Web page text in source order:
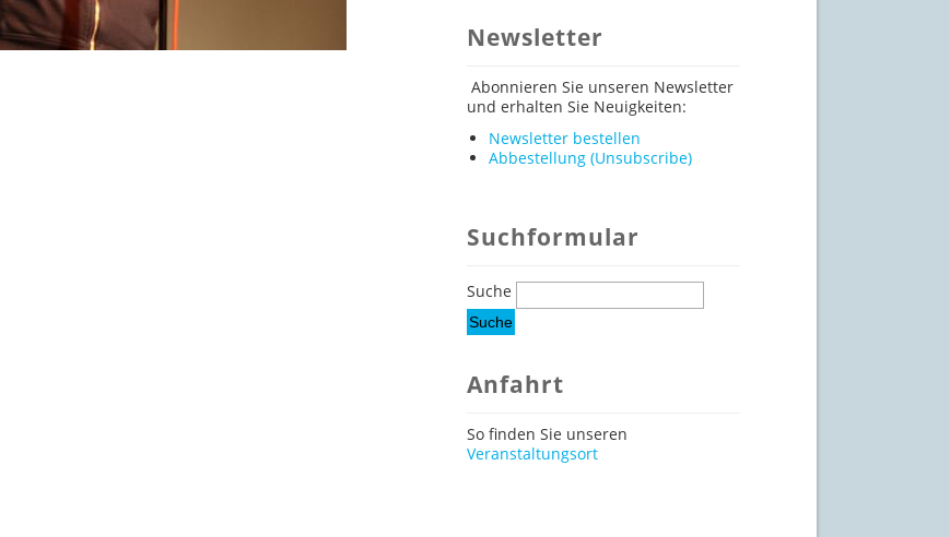
Newsletter
Abonnieren Sie unseren Newsletter
und erhalten Sie Neuigkeiten:
Newsletter bestellen
Abbestellung (Unsubscribe)
Suchformular
Suche
Anfahrt
So finden Sie unseren
Veranstaltungsort